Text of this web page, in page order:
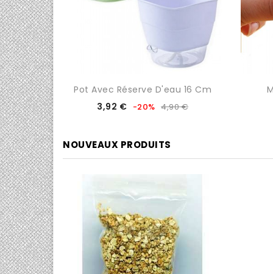
€
Pot Avec Réserve D'eau 16 Cm
Prix
3,92 € Prix
-20% 4,90 €
NOUVEAUX PRODUITS
 0/5